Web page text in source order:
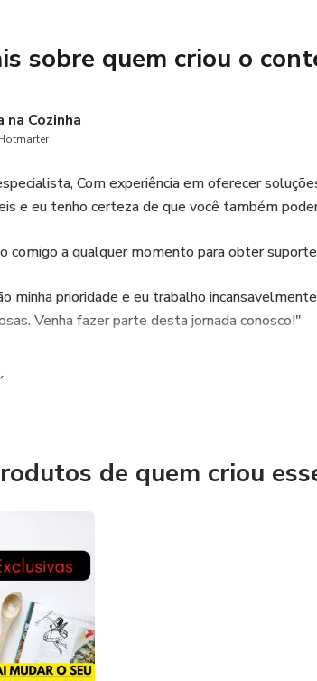
sobre quem criou o
na Cozinha
Com experiência em oferecer
e eu tenho certeza de que você também
comigo a qualquer momento para obter
minha prioridade e eu trabalho
Venha fazer parte desta jornada conosco!"
de quem criou